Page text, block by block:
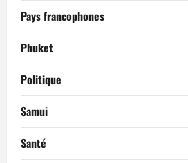
Pays francophones
Phuket
Politique
Samui
Santé